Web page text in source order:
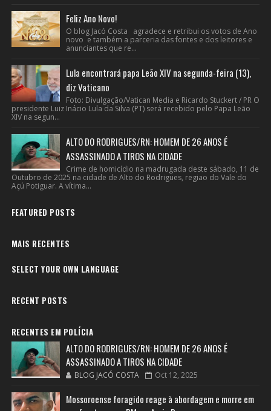
Feliz Ano Novo!
O blog Jacó Costa agradece e retribui os votos de Ano
novo e também a parceria das fontes e dos leitores e
anunciantes que re...
Lula encontrará papa Leão XIV na segunda-feira (13),
diz Vaticano
Foto: Divulgação/Vatican Media e Ricardo Stuckert / PR O
presidente Luiz Inácio Lula da Silva (PT) será recebido pelo Papa Leão
XIV na segun...
ALTO DO RODRIGUES/RN: HOMEM DE 26 ANOS É
ASSASSINADO A TIROS NA CIDADE
Crime de homicídio na madrugada deste sábado, 11 de
Outubro de 2025 na cidade de Alto do Rodrigues, regiao do Vale do
Açú Potiguar. A vítima...
FEATURED POSTS
MAIS RECENTES
SELECT YOUR OWN LANGUAGE
RECENT POSTS
RECENTES EM POLÍCIA
ALTO DO RODRIGUES/RN: HOMEM DE 26 ANOS É
ASSASSINADO A TIROS NA CIDADE
BLOG JACÓ COSTA Oct 12, 2025
Mossoroense foragido reage à abordagem e morre em